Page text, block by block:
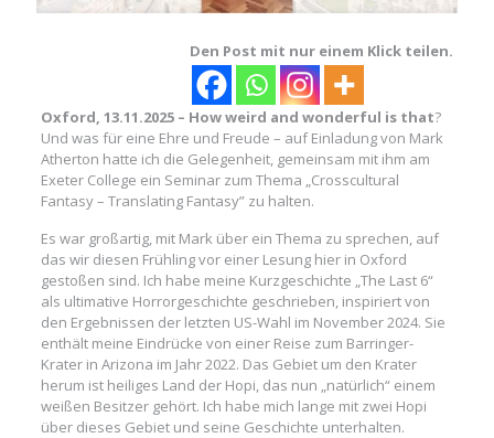
Den Post mit nur einem Klick teilen.
Oxford, 13.11.2025 – How weird and wonderful is that?
Und was für eine Ehre und Freude – auf Einladung von Mark
Atherton hatte ich die Gelegenheit, gemeinsam mit ihm am
Exeter College ein Seminar zum Thema „Crosscultural
Fantasy – Translating Fantasy” zu halten.
Es war großartig, mit Mark über ein Thema zu sprechen, auf
das wir diesen Frühling vor einer Lesung hier in Oxford
gestoßen sind. Ich habe meine Kurzgeschichte „The Last 6“
als ultimative Horrorgeschichte geschrieben, inspiriert von
den Ergebnissen der letzten US-Wahl im November 2024. Sie
enthält meine Eindrücke von einer Reise zum Barringer-
Krater in Arizona im Jahr 2022. Das Gebiet um den Krater
herum ist heiliges Land der Hopi, das nun „natürlich“ einem
weißen Besitzer gehört. Ich habe mich lange mit zwei Hopi
über dieses Gebiet und seine Geschichte unterhalten.